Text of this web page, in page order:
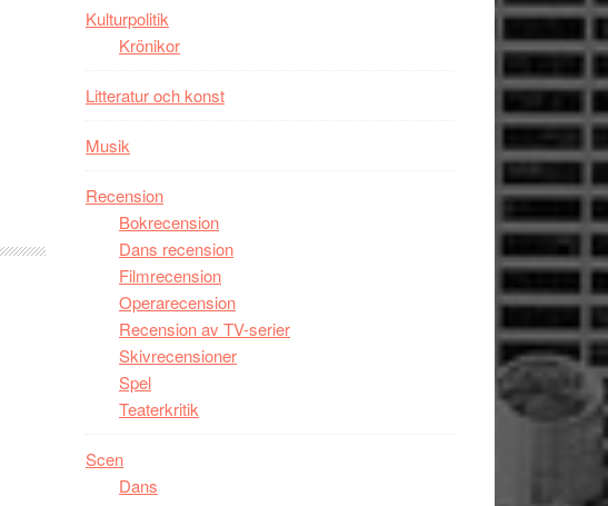
Kulturpolitik
Krönikor
Litteratur och konst
Musik
Recension
Bokrecension
Dans recension
Filmrecension
Operarecension
Recension av TV-serier
Skivrecensioner
Spel
Teaterkritik
Scen
Dans